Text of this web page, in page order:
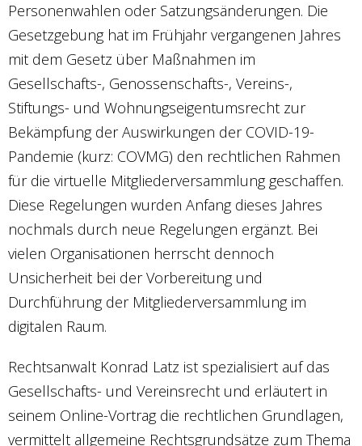
Personenwahlen oder Satzungsänderungen. Die
Gesetzgebung hat im Frühjahr vergangenen Jahres
mit dem Gesetz über Maßnahmen im
Gesellschafts-, Genossenschafts-, Vereins-,
Stiftungs- und Wohnungseigentumsrecht zur
Bekämpfung der Auswirkungen der COVID-19-
Pandemie (kurz: COVMG) den rechtlichen Rahmen
für die virtuelle Mitgliederversammlung geschaffen.
Diese Regelungen wurden Anfang dieses Jahres
nochmals durch neue Regelungen ergänzt. Bei
vielen Organisationen herrscht dennoch
Unsicherheit bei der Vorbereitung und
Durchführung der Mitgliederversammlung im
digitalen Raum.
Rechtsanwalt Konrad Latz ist spezialisiert auf das
Gesellschafts- und Vereinsrecht und erläutert in
seinem Online-Vortrag die rechtlichen Grundlagen,
vermittelt allgemeine Rechtsgrundsätze zum Thema